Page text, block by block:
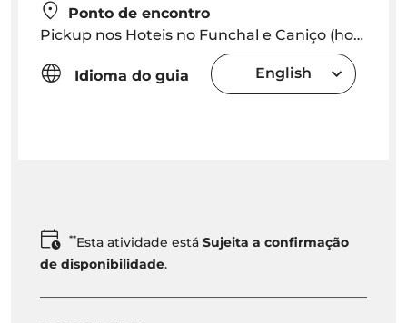
Ponto de encontro
Pickup nos Hoteis no Funchal e Caniço (hora exata do pickup será fornecida dependendo da localização do hotel) O Ponto de Encontro no Caniço (Endereço: Caminho Cais da Oliveira 11A, 9125-028 Caniço de Baixo) Caniço
Idioma do guia English
**Esta atividade está Sujeita a confirmação
de disponibilidade.